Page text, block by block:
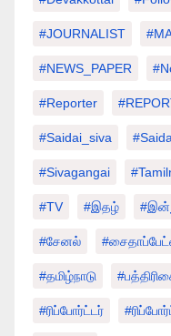
#JOURNALIST
#NEWS_PAPER
#Reporter
#saidai_siva
#sivagangai
#TV #இதழ்
#சேனல்
#தமிழ்நாடு
#ரிப்போர்ட்டர்